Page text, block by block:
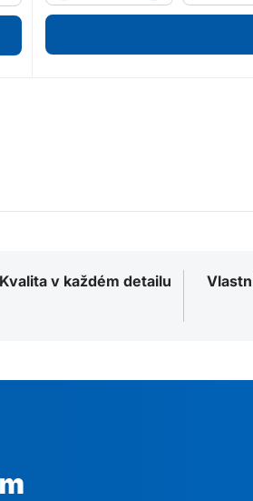
Kvalita v každém detailu